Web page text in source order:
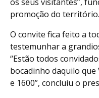
promoção do território.
O convite fica feito a
testemunhar a
“Estão todos
bocadinho daquilo que
e 1600”, concluiu o